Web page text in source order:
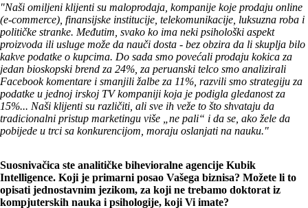
"Naši omiljeni klijenti su maloprodaja, kompanije koje prodaju online
(e-commerce), finansijske institucije, telekomunikacije, luksuzna roba i
političke stranke. Međutim, svako ko ima neki psihološki aspekt
proizvoda ili usluge može da nauči dosta - bez obzira da li skuplja bilo
kakve podatke o kupcima. Do sada smo povećali prodaju kokica za
jedan bioskopski brend za 24%, za peruanski telco smo analizirali
Facebook komentare i smanjili žalbe za 11%, razvili smo strategiju za
podatke u jednoj irskoj TV kompaniji koja je podigla gledanost za
15%... Naši klijenti su različiti, ali sve ih veže to što shvataju da
tradicionalni pristup marketingu više „ne pali“ i da se, ako žele da
pobijede u trci sa konkurencijom, moraju oslanjati na nauku."
Suosnivačica ste analitičke bihevioralne agencije Kubik
Intelligence. Koji je primarni posao Vašega biznisa? Možete li to
opisati jednostavnim jezikom, za koji ne trebamo doktorat iz
kompjuterskih nauka i psihologije, koji Vi imate?